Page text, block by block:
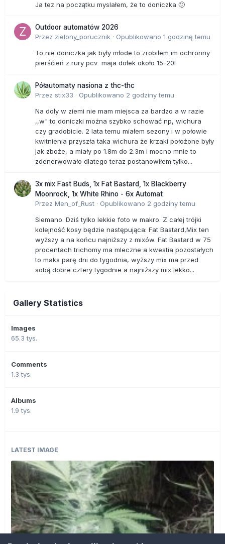
Ja tez na początku myslałem, że to doniczka 🙂
Outdoor automatów 2026
Przez zielony_porucznik · Opublikowano 1 godzinę temu
To nie doniczka jak były młode to zrobiłem im ochronny
pierśćień z rury pcv maja dołek około 15-20l
Półautomaty nasiona z thc-thc
Przez stix33 · Opublikowano 2 godziny temu
Na doły w ziemi nie mam miejsca za bardzo a w razie
,,w" to doniczki można szybko schować np, wichura
czy gradobicie. 2 lata temu miałem sezony i w połowie
kwitnienia przyszła taka wichura że krzaki położone były
jak zboże, a miały po 1.8m do 2.3m i mocno mnie to
zdenerwowało dlatego teraz postanowiłem tylko...
3x mix Fast Buds, 1x Fat Bastard, 1x Blackberry
Moonrock, 1x White Rhino - 6x Automat
Przez Men_of_Rust · Opublikowano 2 godziny temu
Siemano. Dziś tylko lekkie foto w makro. Z całej trójki
kolejność kosy będzie następująca: Fat Bastard,Mix ten
wyższy a na końcu najniższy z mixów. Fat Bastard w 75
procentach trichomy ma mleczne a kwestia pozostałych
to maks parę dni do tygodnia, wyższy mix ma przed
sobą dobre cztery tygodnie a najniższy mix lekko...
Gallery Statistics
Images
65.3 tys.
Comments
1.3 tys.
Albums
1.9 tys.
LATEST IMAGE